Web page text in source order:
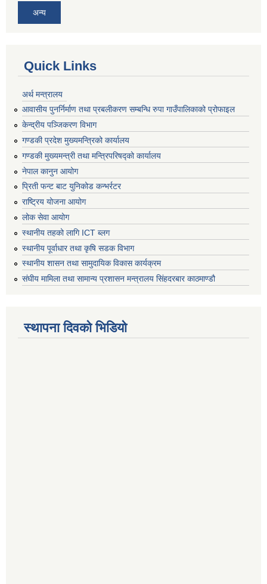
अन्य
Quick Links
अर्थ मन्त्रालय
आवासीय पुनर्निर्माण तथा प्रबलीकरण सम्बन्धि रुपा गाउँपालिकाको प्रोफाइल
केन्द्रीय पञ्जिकरण विभाग
गण्डकी प्रदेश मुख्यमन्त्रिको कार्यालय
गण्डकी मुख्यमन्त्री तथा मन्त्रिपरिषद्को कार्यालय
नेपाल कानुन आयोग
प्रिती फन्ट बाट युनिकोड कन्भर्रटर
राष्ट्रिय योजना आयोग
लोक सेवा आयोग
स्थानीय तहको लागि ICT ब्लग
स्थानीय पूर्वाधार तथा कृषि सडक विभाग
स्थानीय शासन तथा सामुदायिक विकास कार्यक्रम
संघीय मामिला तथा सामान्य प्रशासन मन्त्रालय सिंहदरबार काठमाण्डौ
स्थापना दिवको भिडियो